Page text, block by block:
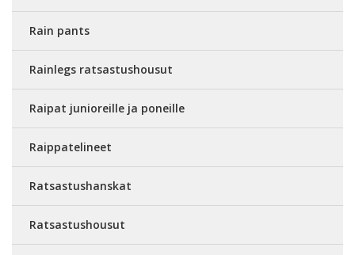
Rain pants
Rainlegs ratsastushousut
Raipat junioreille ja poneille
Raippatelineet
Ratsastushanskat
Ratsastushousut